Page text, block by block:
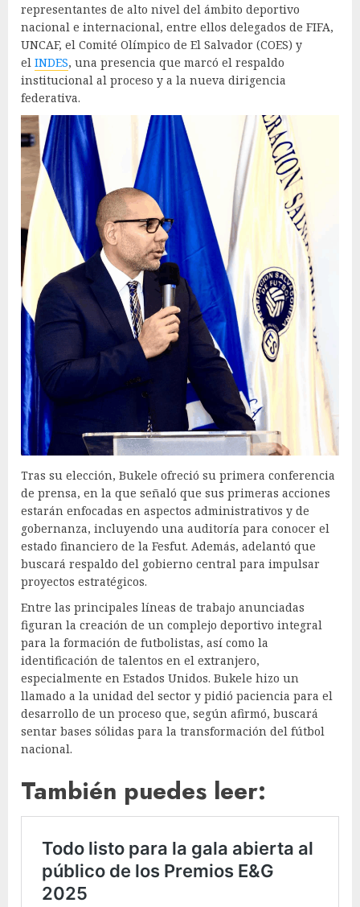
representantes de alto nivel del ámbito deportivo
nacional e internacional, entre ellos delegados de FIFA,
UNCAF, el Comité Olímpico de El Salvador (COES) y
el INDES, una presencia que marcó el respaldo
institucional al proceso y a la nueva dirigencia
federativa.
Tras su elección, Bukele ofreció su primera conferencia
de prensa, en la que señaló que sus primeras acciones
estarán enfocadas en aspectos administrativos y de
gobernanza, incluyendo una auditoría para conocer el
estado financiero de la Fesfut. Además, adelantó que
buscará respaldo del gobierno central para impulsar
proyectos estratégicos.
Entre las principales líneas de trabajo anunciadas
figuran la creación de un complejo deportivo integral
para la formación de futbolistas, así como la
identificación de talentos en el extranjero,
especialmente en Estados Unidos. Bukele hizo un
llamado a la unidad del sector y pidió paciencia para el
desarrollo de un proceso que, según afirmó, buscará
sentar bases sólidas para la transformación del fútbol
nacional.
También puedes leer: